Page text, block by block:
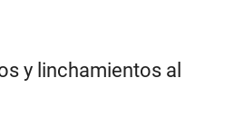
y linchamientos al